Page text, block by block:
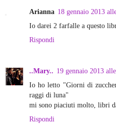
Arianna 18 gennaio 2013
Io darei 2 farfalle a questo
Rispondi
..Mary.. 19 gennaio 2013
Io ho letto "Giorni di
raggi di luna"
mi sono piaciuti molto, libri
Rispondi